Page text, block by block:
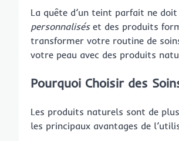
La quête d’un teint parfait ne
personnaliséset des produits
transformer votre routine de
votre peau avec des produits
Pourquoi Choisir des
Les produits naturels sont de
les principaux avantages de